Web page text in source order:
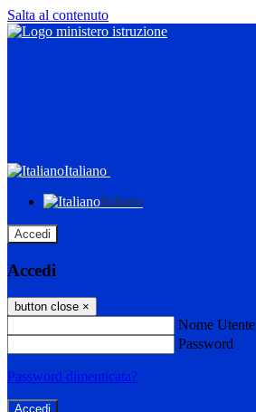
Salta al contenuto
Italiano
Italiano
Accedi
Accedi
button close ×
Nome Utente
Password
Password dimenticata?